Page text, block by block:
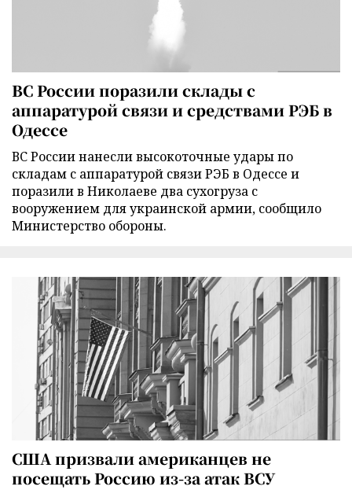
ВС России поразили склады с
аппаратурой связи и средствами РЭБ в
Одессе
ВС России нанесли высокоточные удары по
складам с аппаратурой связи РЭБ в Одессе и
поразили в Николаеве два сухогруза с
вооружением для украинской армии, сообщило
Министерство обороны.
США призвали американцев не
посещать Россию из-за атак ВСУ